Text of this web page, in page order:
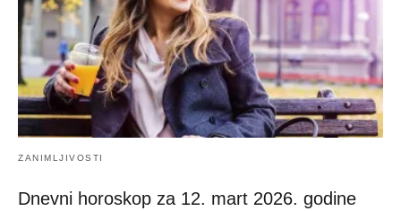
ZANIMLJIVOSTI
Dnevni horoskop za 12. mart 2026. godine